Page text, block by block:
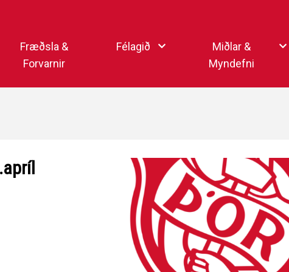
Fræðsla &
Forvarnir
Félagið
Þórssvæðið
Þórsmerkið (logo)
Sagan og heiðursmerki
Íþróttafólk Þórs
Fyrirmyndarfélag ÍSÍ
Miðlar &
Myndefni
Myndaalbúm
Vertíðarlok